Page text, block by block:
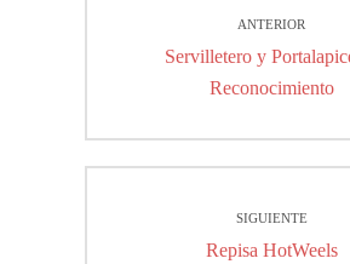
entradas
ANTERIOR
Entrada
anterior:
Servilletero y
Reconocimiento
SIGUIENTE
Entrada
Repisa HotWeels